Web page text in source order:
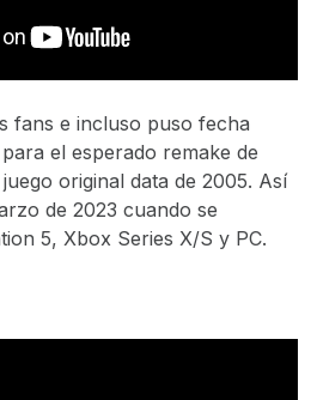
fans e incluso puso fecha
el esperado remake de
juego original data de 2005. Así
de 2023 cuando se
5, Xbox Series X/S y PC.